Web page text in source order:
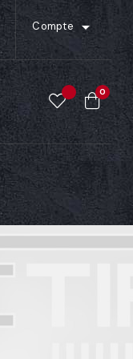
Compte 
0